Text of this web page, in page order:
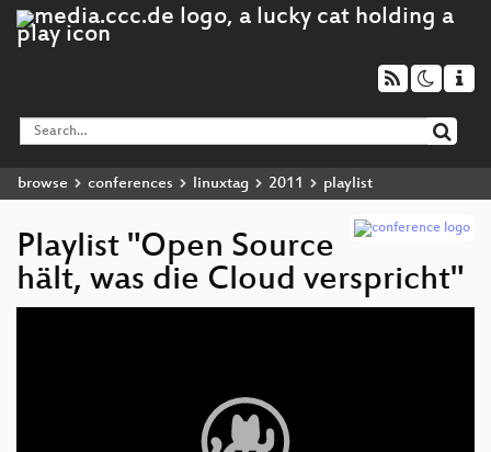
browse conferences linuxtag 2011 playlist
Playlist "Open Source
hält, was die Cloud verspricht"